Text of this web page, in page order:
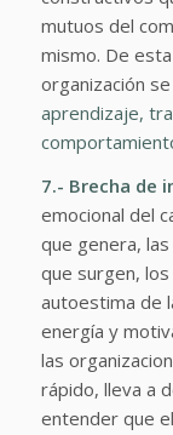
mutuos del
mismo. De
organización
aprendizaje,
7.- Brecha de
emocional del
que genera,
que surgen,
autoestima de
energía y
las
rápido, lleva a
entender que